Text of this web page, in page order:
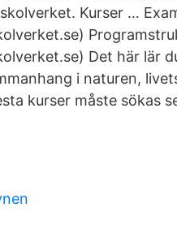
Kurser …
Det här lär
i naturen,
kurser måste sökas